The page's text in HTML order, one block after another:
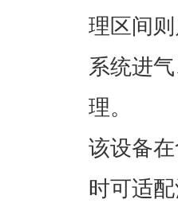
理区间
系统进
理。
该设备
时可适